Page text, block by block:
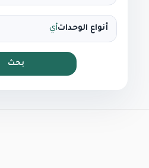
أنواع الوحداتأي
بحث